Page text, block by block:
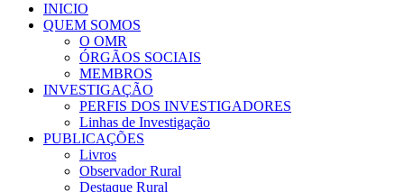
INICIO
QUEM SOMOS
O OMR
ÓRGÃOS SOCIAIS
MEMBROS
INVESTIGAÇÃO
PERFIS DOS INVESTIGADORES
Linhas de Investigação
PUBLICAÇÕES
Livros
Observador Rural
Destaque Rural